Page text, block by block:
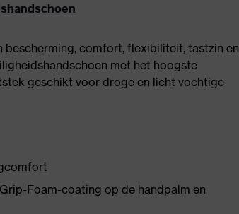
bescherming, comfort, flexibiliteit, tastzin en
met het hoogste
geschikt voor droge en licht vochtige
Foam-coating op de handpalm en